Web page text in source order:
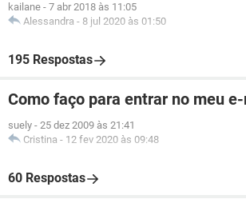
kailane - 7 abr 2018 às 11:05
Alessandra - 8 jul 2020 às 01:50
195 Respostas
Como faço para entrar no meu
suely - 25 dez 2009 às 21:41
Cristina - 12 fev 2020 às 09:48
60 Respostas